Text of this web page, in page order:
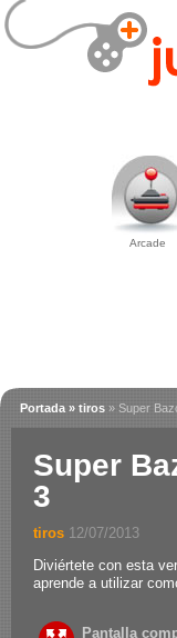
Arcade
Portada » tiros » Super
Super
3
tiros 12/07/2013
Diviértete con esta
aprende a utilizar
Pantalla